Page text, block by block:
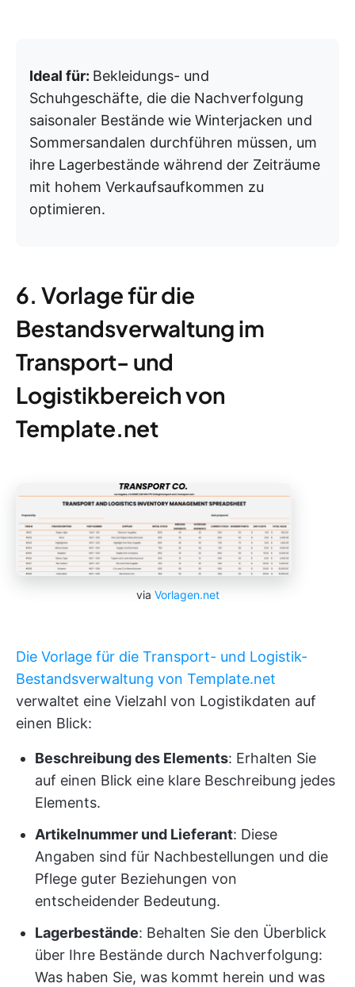
Ideal für: Bekleidungs- und
Schuhgeschäfte, die die Nachverfolgung
saisonaler Bestände wie Winterjacken und
Sommersandalen durchführen müssen, um
ihre Lagerbestände während der Zeiträume
mit hohem Verkaufsaufkommen zu
optimieren.
6. Vorlage für die
Bestandsverwaltung im
Transport- und
Logistikbereich von
Template.net
via Vorlagen.net
Die Vorlage für die Transport- und Logistik-
Bestandsverwaltung von Template.net
verwaltet eine Vielzahl von Logistikdaten auf
einen Blick:
Beschreibung des Elements: Erhalten Sie
auf einen Blick eine klare Beschreibung jedes
Elements.
Artikelnummer und Lieferant: Diese
Angaben sind für Nachbestellungen und die
Pflege guter Beziehungen von
entscheidender Bedeutung.
Lagerbestände: Behalten Sie den Überblick
über Ihre Bestände durch Nachverfolgung:
Was haben Sie, was kommt herein und was